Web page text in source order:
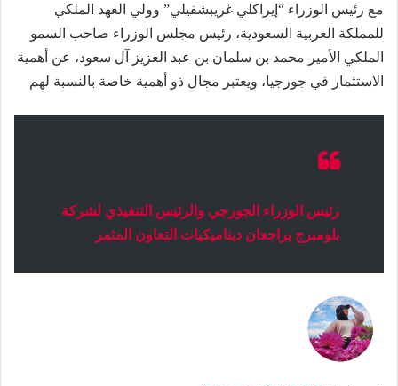
مع رئيس الوزراء “إيراكلي غريبشفيلي” وولي العهد الملكي
للمملكة العربية السعودية، رئيس مجلس الوزراء صاحب السمو
الملكي الأمير محمد بن سلمان بن عبد العزيز آل سعود، عن أهمية
الاستثمار في جورجيا، ويعتبر مجال ذو أهمية خاصة بالنسبة لهم
رئيس الوزراء الجورجي والرئيس التنفيذي لشركة
بلومبرج ​​يراجعان ديناميكيات التعاون المثمر